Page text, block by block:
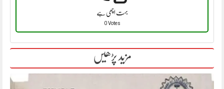
بہت اچھی ہے
0 Votes
مزید پڑھیں